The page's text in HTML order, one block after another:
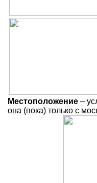
Местоположение –
она (пока) только с